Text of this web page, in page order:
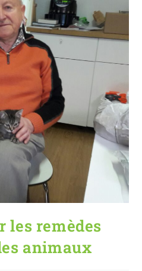
les remèdes
animaux